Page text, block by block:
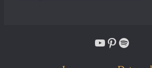
YouTube
Pinterest
Spotify